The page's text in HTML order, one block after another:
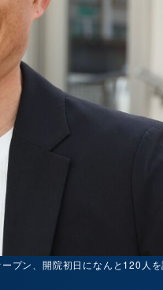
プン、開院初日になんと120